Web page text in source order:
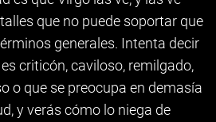
que no puede soportar que
generales. Intenta decir
criticón, caviloso, remilgado,
o que se preocupa en demasía
y verás cómo lo niega de